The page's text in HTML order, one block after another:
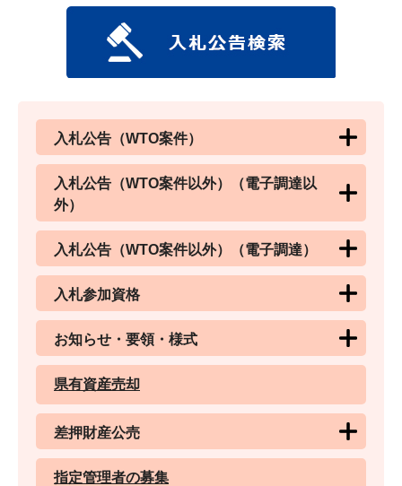
入札公告（WTO案件）
入札公告（WTO案件以外）（電子調達以
外）
入札公告（WTO案件以外）（電子調達）
入札参加資格
お知らせ・要領・様式
県有資産売却
差押財産公売
指定管理者の募集